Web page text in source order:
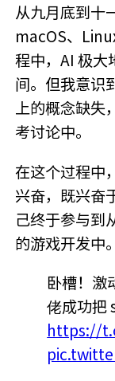
从九月底到十
macOS、
程中，AI 极大
间。但我意识
上的概念缺失
考讨论中。
在这个过程中
兴奋，既兴奋
己终于参与到
的游戏开发中。
卧槽！激
佬成功把
https://